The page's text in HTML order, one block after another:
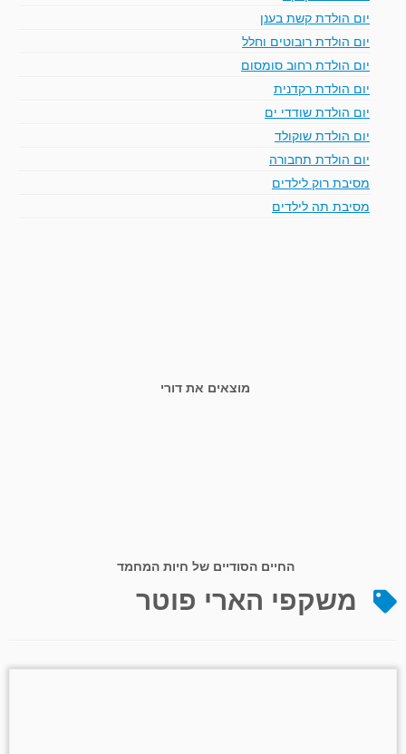
יום הולדת קשת בענן
יום הולדת רובוטים וחלל
יום הולדת רחוב סומסום
יום הולדת רקדנית
יום הולדת שודדי ים
יום הולדת שוקולד
יום הולדת תחבורה
מסיבת רוק לילדים
מסיבת תה לילדים
מוצאים את דורי
החיים הסודיים של חיות המחמד
משקפי הארי פוטר